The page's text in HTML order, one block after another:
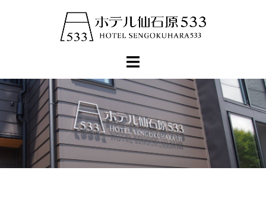
へ
ス
キ
ッ
プ